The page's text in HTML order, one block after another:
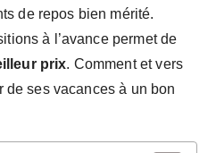
de repos bien mérité.
à l’avance permet de
prix. Comment et vers
de ses vacances à un bon